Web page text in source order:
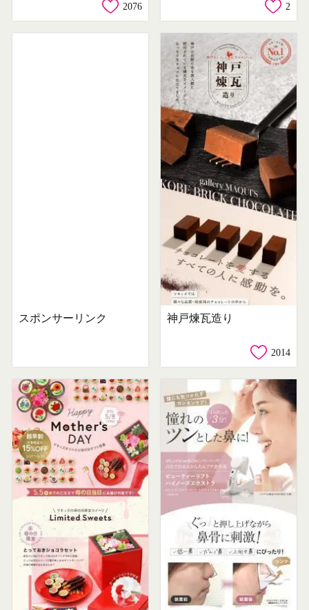
2076 2
スポンサーリンク 神戸煉瓦造り
2014